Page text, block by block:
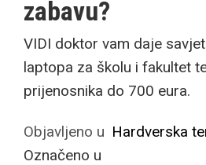
zabavu?
VIDI doktor vam daje
laptopa za školu i fakultet
prijenosnika do 700 eura.
Objavljeno u Hardverska
Označeno u